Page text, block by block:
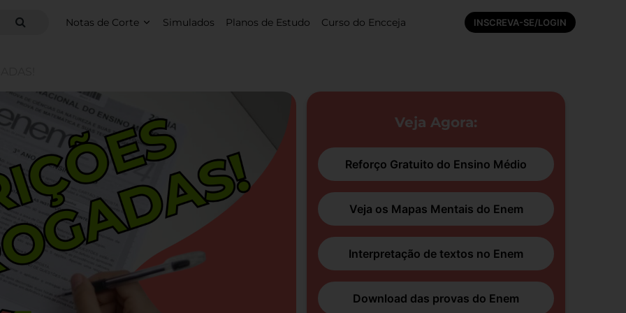
Notas de Corte Simulados Planos de Estudo Curso do Encceja INSCREVA-SE/LOGIN
Veja Agora:
Reforço Gratuito do Ensino Médio
Veja os Mapas Mentais do Enem
Interpretação de textos no Enem
Download das provas do Enem